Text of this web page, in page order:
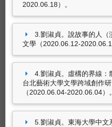
國內外講學／研究／演講
劉淑貞。少作黑歷史
寫，你成為自己喜歡
講），高雄市立圖書
2020.06.27）。
劉淑貞。東海大學中
會第85場（研究）
（2020.06.18-
劉淑貞。說故事的人
聯合文學（
2020.06.18）。
3.劉淑貞。說故事的人（
文學（2020.06.12-
4.劉淑貞。虛構的界線：
台北藝術大學文學跨域創作
（2020.06.04-2020.06.04）。
5.劉淑貞。東海大學中